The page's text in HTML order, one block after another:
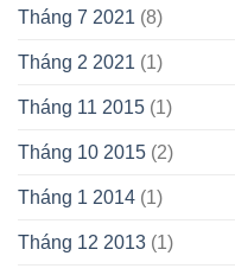
Tháng 7 2021 (8)
Tháng 2 2021 (1)
Tháng 11 2015 (1)
Tháng 10 2015 (2)
Tháng 1 2014 (1)
Tháng 12 2013 (1)